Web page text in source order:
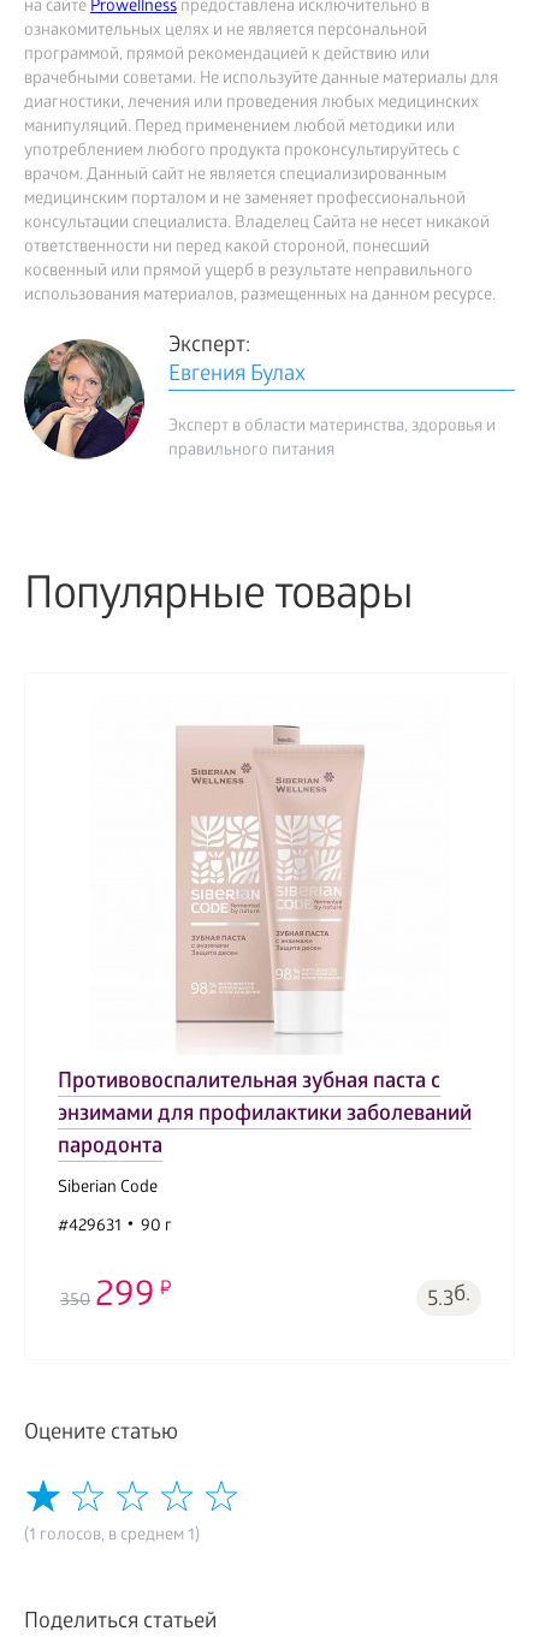
на сайтеProwellness предоставлена исключительно в
ознакомительных целях и не является персональной
программой, прямой рекомендацией к действию или
врачебными советами. Не используйте данные материалы для
диагностики, лечения или проведения любых медицинских
манипуляций. Перед применением любой методики или
употреблением любого продукта проконсультируйтесь с
врачом. Данный сайт не является специализированным
медицинским порталом и не заменяет профессиональной
консультации специалиста. Владелец Сайта не несет никакой
ответственности ни перед какой стороной, понесший
косвенный или прямой ущерб в результате неправильного
использования материалов, размещенных на данном ресурсе.
Эксперт:
Евгения Булах
Эксперт в области материнства, здоровья и
правильного питания
Популярные товары
Противовоспалительная зубная паста с
энзимами для профилактики заболеваний
пародонта
Siberian Code
#429631
90 г
350 299 5.3б.
Оцените статью
(1 голосов, в среднем 1)
Поделиться статьей